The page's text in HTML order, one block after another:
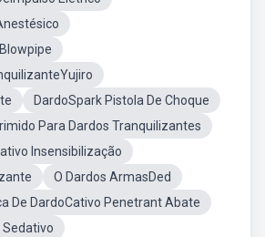
DardoSpark Pistola De Choque
Para Dardos Tranquilizantes
Insensibilização
O Dardos ArmasDed
De DardoCativo Penetrant Abate
Sedativo